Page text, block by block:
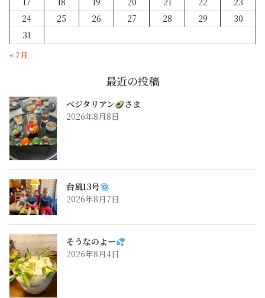
24
25 26 27 28 29
30
31
« 7月
最近の投稿
ベジタリアン
さま
2026年8月8日
台風13号
2026年8月7日
そうなのよー
2026年8月4日